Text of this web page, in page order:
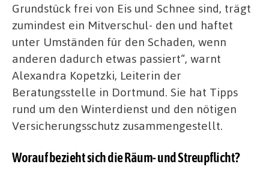
Grundstück frei von Eis und Schnee sind, trägt
zumindest ein Mitverschul- den und haftet
unter Umständen für den Schaden, wenn
anderen dadurch etwas passiert“, warnt
Alexandra Kopetzki, Leiterin der
Beratungsstelle in Dortmund. Sie hat Tipps
rund um den Winterdienst und den nötigen
Versicherungsschutz zusammengestellt.
Worauf bezieht sich die Räum- und Streupflicht?